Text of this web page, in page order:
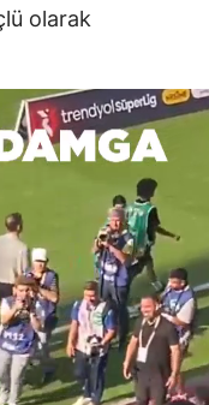
olarak